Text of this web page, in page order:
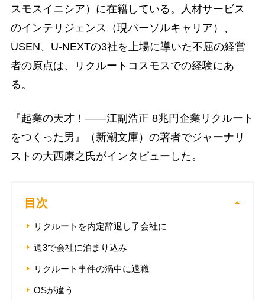
スモスイニシア）に在籍している。人材サービス
のインテリジェンス（現パーソルキャリア）、
USEN、U-NEXTの3社を上場に導いた不屈の経営
者の原点は、リクルートコスモスでの経験にあ
る。
『起業の天才！――江副浩正 8兆円企業リクルート
をつくった男』（新潮文庫）の著者でジャーナリ
ストの大西康之氏がインタビューした。
目次
リクルートを内定辞退し子会社に
週3で会社に泊まり込み
リクルート事件の渦中に退職
OSが違う